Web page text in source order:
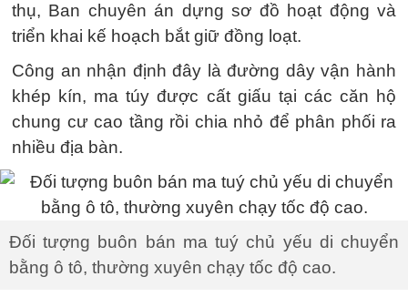
thụ, Ban chuyên án dựng sơ đồ hoạt động và
triển khai kế hoạch bắt giữ đồng loạt.
Công an nhận định đây là đường dây vận hành
khép kín, ma túy được cất giấu tại các căn hộ
chung cư cao tầng rồi chia nhỏ để phân phối ra
nhiều địa bàn.
Đối tượng buôn bán ma tuý chủ yếu di chuyển
bằng ô tô, thường xuyên chạy tốc độ cao.